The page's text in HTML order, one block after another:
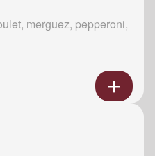
merguez, pepperoni,